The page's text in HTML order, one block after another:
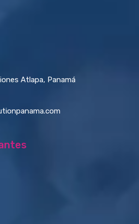
Atlapa, Panamá